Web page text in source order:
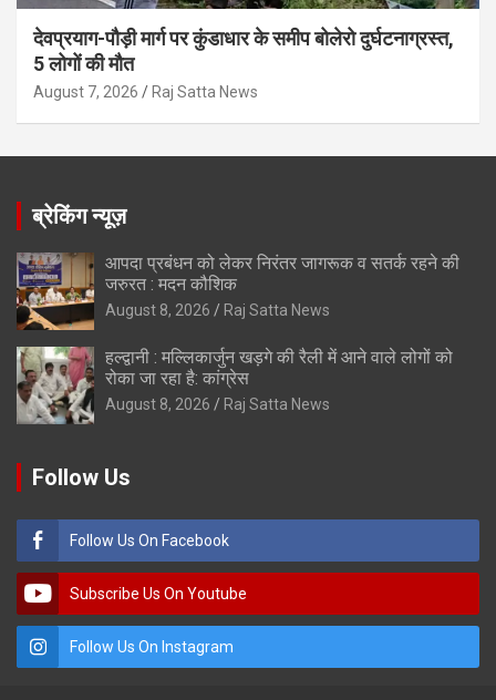
देवप्रयाग-पौड़ी मार्ग पर कुंडाधार के समीप बोलेरो दुर्घटनाग्रस्त,
5 लोगों की मौत
August 7, 2026 Raj Satta News
ब्रेकिंग न्यूज़
आपदा प्रबंधन को लेकर निरंतर जागरूक व सतर्क रहने की
जरुरत : मदन कौशिक
August 8, 2026 Raj Satta News
हल्द्वानी : मल्लिकार्जुन खड़गे की रैली में आने वाले लोगों को
रोका जा रहा है: कांग्रेस
August 8, 2026 Raj Satta News
Follow Us
Follow Us On Facebook
Subscribe Us On Youtube
Follow Us On Instagram